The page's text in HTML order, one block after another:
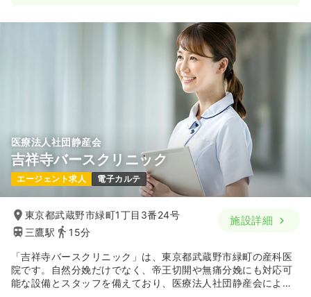
医療法人社団静産会
吉祥寺バースクリニック
エージェント求人 電子カルテ
東京都武蔵野市緑町1丁目3番24号
三鷹駅
15分
施設詳細
「吉祥寺バースクリニック」は、東京都武蔵野市緑町の産科医
院です。自然分娩だけでなく、帝王切開や無痛分娩にも対応可
能な設備とスタッフを備えており、医療法人社団静産会によっ